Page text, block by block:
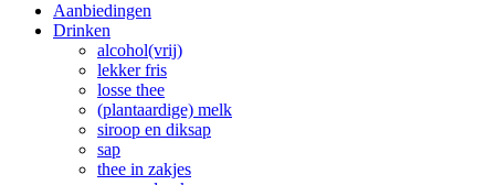
Aanbiedingen
Drinken
alcohol(vrij)
lekker fris
losse thee
(plantaardige) melk
siroop en diksap
sap
thee in zakjes